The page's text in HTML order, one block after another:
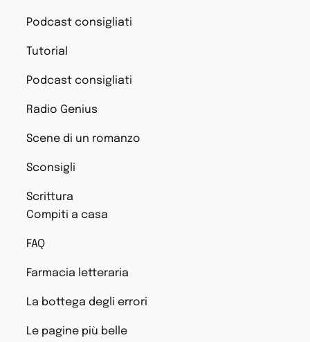
Podcast consigliati
Tutorial
Podcast consigliati
Radio Genius
Scene di un romanzo
Sconsigli
Scrittura
Compiti a casa
FAQ
Farmacia letteraria
La bottega degli errori
Le pagine più belle